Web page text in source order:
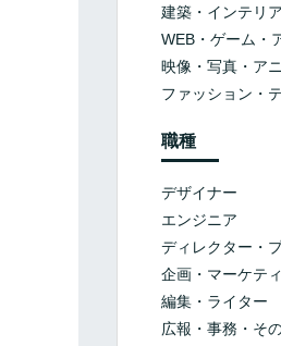
建築・インテリア
WEB・ゲーム・
映像・写真・ア
ファッション・
職種
デザイナー
エンジニア
ディレクター・
企画・マーケテ
編集・ライター
広報・事務・そ